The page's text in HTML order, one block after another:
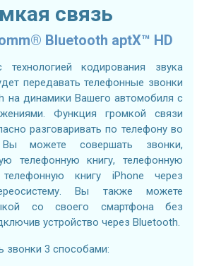
связь
Bluetooth aptX™ HD
кодирования звука
передавать телефонные звонки
на динамики Вашего автомобиля с
Функция громкой связи
разговаривать по телефону во
можете совершать звонки,
телефонную книгу, телефонную
книгу iPhone через
Вы также можете
со своего смартфона без
устройство через Bluetooth.
звонки 3 способами: